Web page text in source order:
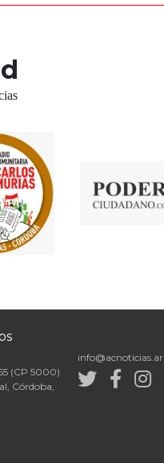
(CP 5000)
Córdoba,
info@acnoticias.ar